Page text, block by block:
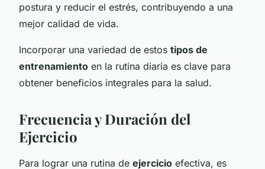
postura y reducir el estrés, contribuyendo a una
mejor calidad de vida.
Incorporar una variedad de estos tipos de
entrenamiento en la rutina diaria es clave para
obtener beneficios integrales para la salud.
Frecuencia y Duración del
Ejercicio
Para lograr una rutina de ejercicio efectiva, es